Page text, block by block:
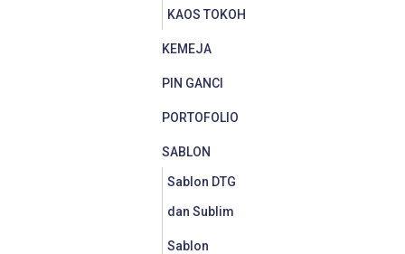
KAOS TOKOH
KEMEJA
PIN GANCI
PORTOFOLIO
SABLON
Sablon DTG
dan Sublim
Sablon